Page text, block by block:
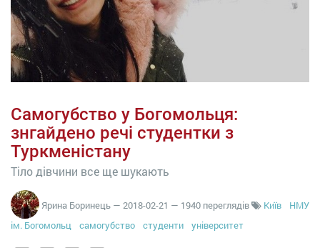
Самогубство у Богомольця:
знгайдено речі студентки з
Туркменістану
Тіло дівчини все ще шукають
Ярина Боринець — 2018-02-21 — 1940 переглядів Київ
НМУ
ім. Богомольц
самогубство студенти університет